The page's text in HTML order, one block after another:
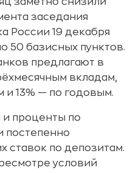
заседания
России 19 декабря
50 базисных пунктов.
предлагают в
вкладам,
и 13% — по годовым.
и проценты по
постепенно
ставок по депозитам.
условий